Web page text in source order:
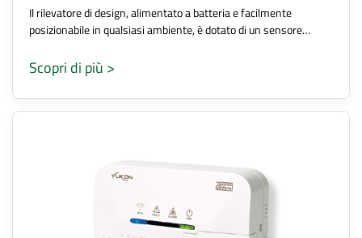
Il rilevatore di design, alimentato a batteria e facilmente
posizionabile in qualsiasi ambiente, è dotato di un sensore…
Scopri di più >